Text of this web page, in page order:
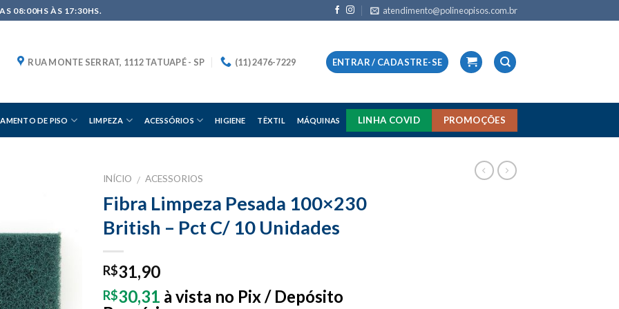
08:00HS ÀS 17:30HS. atendimento@polineopisos.com.br
RUA MONTE SERRAT, 1112 TATUAPÉ - SP (11) 2476-7229 ENTRAR / CADASTRE-SE
DE PISO LIMPEZA ACESSÓRIOS HIGIENE TÊXTIL MÁQUINAS LINHA COVID PROMOÇÕES
INÍCIO / ACESSORIOS
Fibra Limpeza Pesada 100×230
British – Pct C/ 10 Unidades
R$31,90
R$30,31 à vista no Pix / Depósito